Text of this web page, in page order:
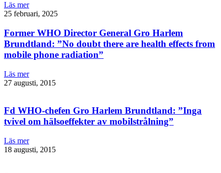
Läs mer
25 februari, 2025
Former WHO Director General Gro Harlem
Brundtland: ”No doubt there are health effects from
mobile phone radiation”
Läs mer
27 augusti, 2015
Fd WHO-chefen Gro Harlem Brundtland: ”Inga
tvivel om hälsoeffekter av mobilstrålning”
Läs mer
18 augusti, 2015